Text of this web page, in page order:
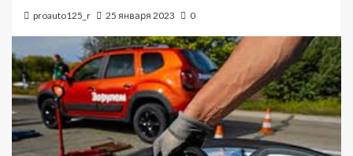
proauto125_r 25 января 2023 0